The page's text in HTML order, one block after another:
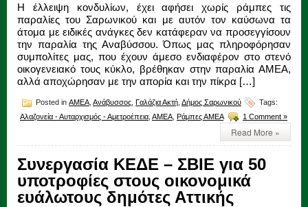
Η έλλειψη κονδυλίων, έχει αφήσει χωρίς ράμπες τις
παραλίες του Σαρωνικού και με αυτόν τον καύσωνα τα
άτομα με ειδικές ανάγκες δεν κατάφεραν να προσεγγίσουν
την παραλία της Αναβύσσου. Όπως μας πληροφόρησαν
συμπολίτες μας, που έχουν άμεσο ενδιαφέρον στο στενό
οικογενειακό τους κύκλο, βρέθηκαν στην παραλία ΑΜΕΑ,
αλλά αποχώρησαν με την απορία και την πίκρα […]
Posted in ΑΜΕΑ Ανάβυσσος Γαλάζια Ακτή Δήμος Σαρωνικού
Tags:
Αλαζονεία - Αυταρχισμός - Αμετροέπεια ΑΜΕΑ Ράμπες ΑΜΕΑ 1 Comment »
Read More »
Συνεργασία ΚΕΔΕ – ΣΒΙΕ για 50
υποτροφίες στους οικονομικά
ευάλωτους δημότες Αττικής